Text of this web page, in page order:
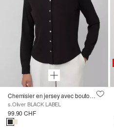
Chemisier en jersey avec boutons en nacre
s.Oliver BLACK LABEL
99.90 CHF